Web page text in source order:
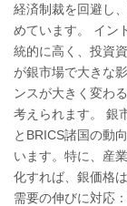
経済制裁を回避し
めています。 イン
統的に高く、投資
が銀市場で大きな
ンスが大きく変わ
考えられます。 銀
とBRICS諸国の動
います。特に、産
化すれば、銀価格
需要の伸びに対応